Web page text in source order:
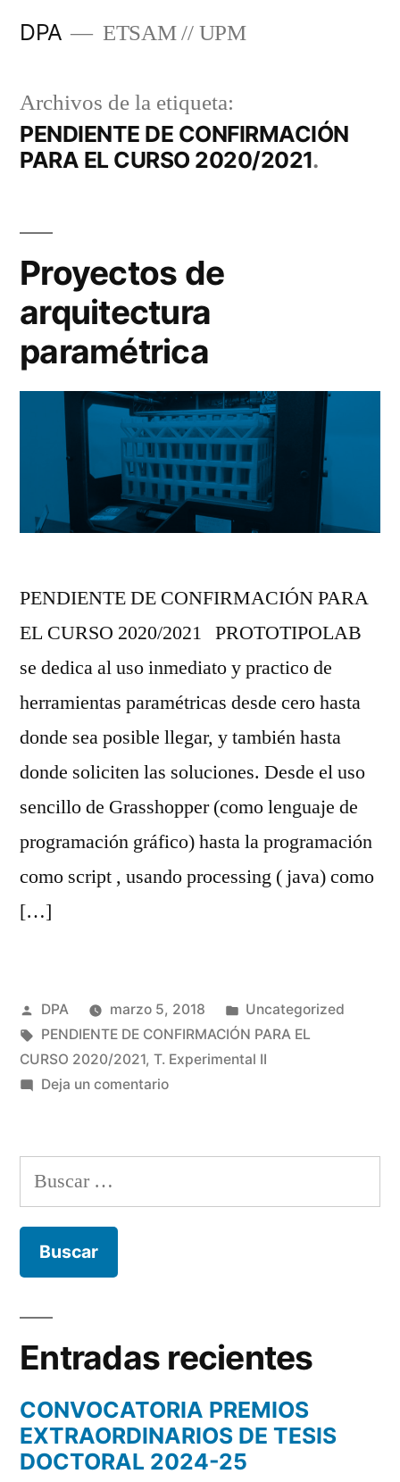
DPA ETSAM // UPM
Archivos de la etiqueta:
PENDIENTE DE CONFIRMACIÓN
PARA EL CURSO 2020/2021
Proyectos de
arquitectura
paramétrica
PENDIENTE DE CONFIRMACIÓN PARA
EL CURSO 2020/2021 PROTOTIPOLAB
se dedica al uso inmediato y practico de
herramientas paramétricas desde cero hasta
donde sea posible llegar, y también hasta
donde soliciten las soluciones. Desde el uso
sencillo de Grasshopper (como lenguaje de
programación gráfico) hasta la programación
como script , usando processing ( java) como
[…]
Publicado
por
DPA marzo 5, 2018
Publicado
en
Uncategorized
Etiquetas:
PENDIENTE DE CONFIRMACIÓN PARA EL
CURSO 2020/2021, T. Experimental II
Deja un comentarioen
arquitectura
Buscar:
Entradas recientes
CONVOCATORIA PREMIOS
EXTRAORDINARIOS DE TESIS
DOCTORAL 2024-25